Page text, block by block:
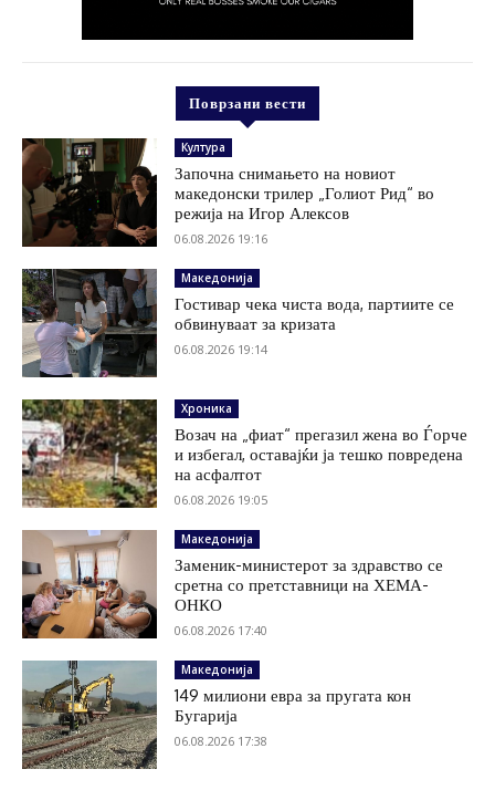
Поврзани вести
Култура
Започна снимањето на новиот
македонски трилер „Голиот Рид“ во
режија на Игор Алексов
06.08.2026 19:16
Македонија
Гостивар чека чиста вода, партиите се
обвинуваат за кризата
06.08.2026 19:14
Хроника
Возач на „фиат“ прегазил жена во Ѓорче
и избегал, оставајќи ја тешко повредена
на асфалтот
06.08.2026 19:05
Македонија
Заменик-министерот за здравство се
сретна со претставници на ХЕМА-
ОНКО
06.08.2026 17:40
Македонија
149 милиони евра за пругата кон
Бугарија
06.08.2026 17:38